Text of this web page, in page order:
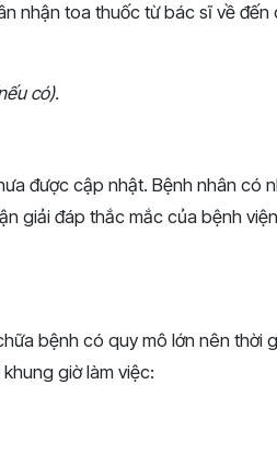
nhận toa thuốc từ bác sĩ về đến
có).
được cập nhật. Bệnh nhân có
giải đáp thắc mắc của bệnh
bệnh có quy mô lớn nên thời
giờ làm việc: